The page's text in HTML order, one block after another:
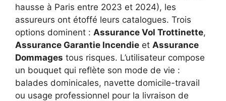
hausse à Paris entre 2023 et 2024), les
assureurs ont étoffé leurs catalogues. Trois
options dominent : Assurance Vol Trottinette,
Assurance Garantie Incendie et Assurance
Dommages tous risques. L’utilisateur compose
un bouquet qui reflète son mode de vie :
balades dominicales, navette domicile-travail
ou usage professionnel pour la livraison de